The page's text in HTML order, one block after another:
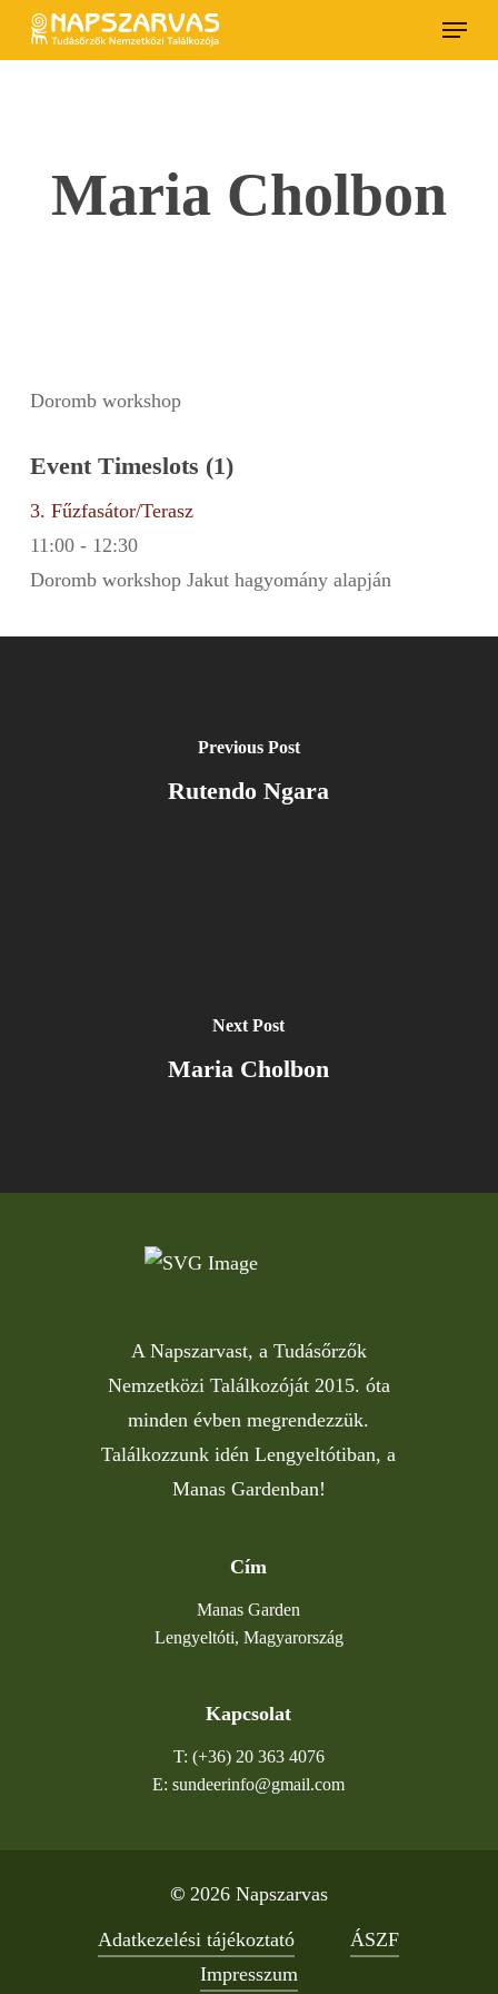
Skip
Menu
Maria Cholbon
Doromb workshop
Event Timeslots (1)
3. Fűzfasátor/Terasz
11:00- 12:30
Doromb workshop Jakut hagyomány alapján
Previous Post
Rutendo Ngara
Next Post
Maria Cholbon
A Napszarvast, a Tudásőrzők
Nemzetközi Találkozóját 2015. óta
minden évben megrendezzük.
Találkozzunk idén Lengyeltótiban, a
Manas Gardenban!
Cím
Manas Garden
Lengyeltóti, Magyarország
Kapcsolat
T: (+36) 20 363 4076
E: sundeerinfo@gmail.com
© 2026Napszarvas
Adatkezelési tájékoztató
ÁSZF
Impresszum